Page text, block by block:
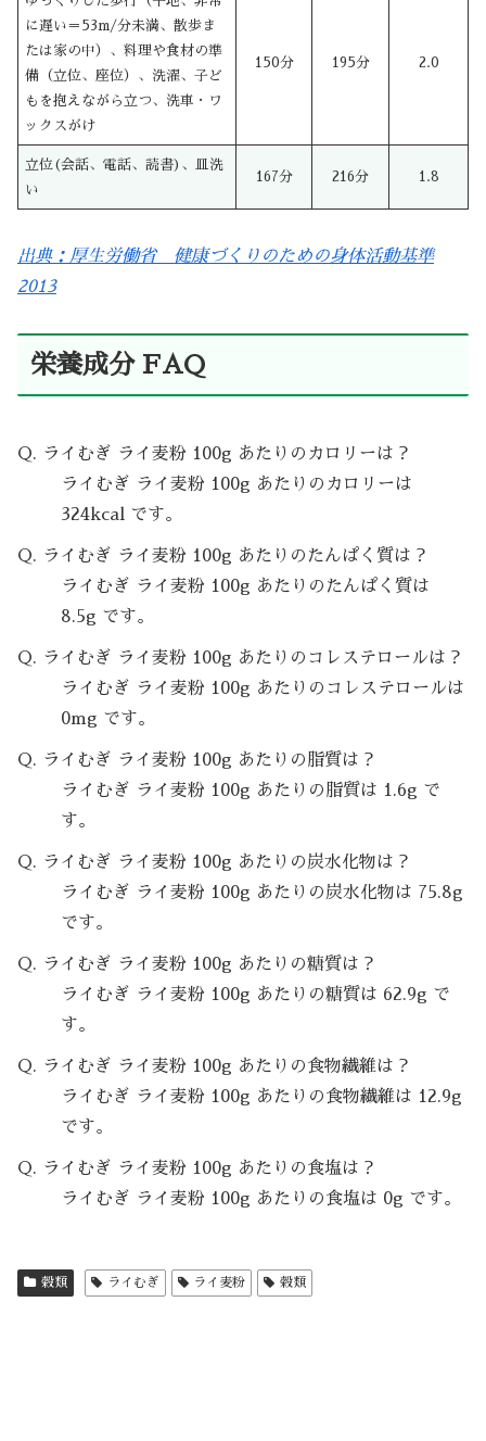
に遅い＝53m/分未満、散歩ま
たは家の中）、料理や食材の準
備（立位、座位）、洗濯、子ど
もを抱えながら立つ、洗車・ワ
ックスがけ
150分 195分 2.0
立位(会話、電話、読書)、皿洗
い
167分 216分 1.8
出典：厚生労働省 健康づくりのための身体活動基準
2013
栄養成分 FAQ
Q. ライむぎ ライ麦粉 100g あたりのカロリーは？
ライむぎ ライ麦粉 100g あたりのカロリーは
324kcal です。
Q. ライむぎ ライ麦粉 100g あたりのたんぱく質は？
ライむぎ ライ麦粉 100g あたりのたんぱく質は
8.5g です。
Q. ライむぎ ライ麦粉 100g あたりのコレステロールは？
ライむぎ ライ麦粉 100g あたりのコレステロールは
0mg です。
Q. ライむぎ ライ麦粉 100g あたりの脂質は？
ライむぎ ライ麦粉 100g あたりの脂質は 1.6g で
す。
Q. ライむぎ ライ麦粉 100g あたりの炭水化物は？
ライむぎ ライ麦粉 100g あたりの炭水化物は 75.8g
です。
Q. ライむぎ ライ麦粉 100g あたりの糖質は？
ライむぎ ライ麦粉 100g あたりの糖質は 62.9g で
す。
Q. ライむぎ ライ麦粉 100g あたりの食物繊維は？
ライむぎ ライ麦粉 100g あたりの食物繊維は 12.9g
です。
Q. ライむぎ ライ麦粉 100g あたりの食塩は？
ライむぎ ライ麦粉 100g あたりの食塩は 0g です。
穀類 ライむぎ ライ麦粉 穀類